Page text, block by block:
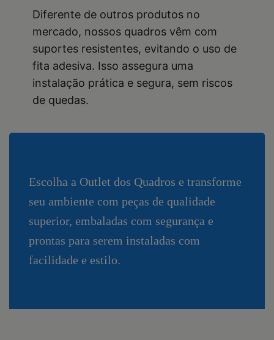
Diferente de outros produtos no
mercado, nossos quadros vêm com
suportes resistentes, evitando o uso de
fita adesiva. Isso assegura uma
instalação prática e segura, sem riscos
de quedas.
Escolha a Outlet dos Quadros e transforme
seu ambiente com peças de qualidade
superior, embaladas com segurança e
prontas para serem instaladas com
facilidade e estilo.